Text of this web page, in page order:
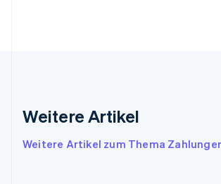
Weitere Artikel
Weitere Artikel zum Thema
Irland
Italien